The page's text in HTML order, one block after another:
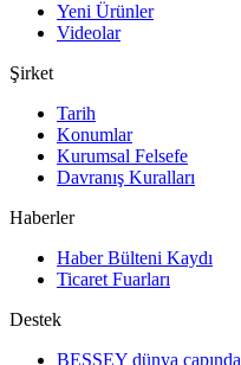
Yeni Ürünler
Videolar
Şirket
Tarih
Konumlar
Kurumsal Felsefe
Davranış Kuralları
Haberler
Haber Bülteni Kaydı
Ticaret Fuarları
Destek
BESSEY dünya çapında